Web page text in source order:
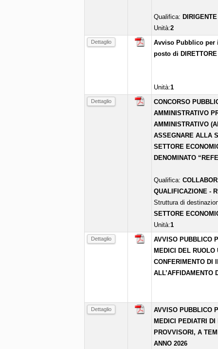
Qualifica:
Unità:2
Dettaglio
Avviso Pubblico per
posto di
Unità:1
Dettaglio
CONCORSO
AMMINISTRATIVO
AMMINISTRATIVO
ASSEGNARE ALLA
SETTORE
DENOMINATO
Qualifica:
QUALIFICAZIONE -
Struttura di
SETTORE
Unità:1
Dettaglio
AVVISO PUBBLICO
MEDICI DEL
CONFERIMENTO DI
ALL’AFFIDAMENTO
Dettaglio
AVVISO PUBBLICO
MEDICI PEDIATRI
PROVVISORI, A
ANNO 2026